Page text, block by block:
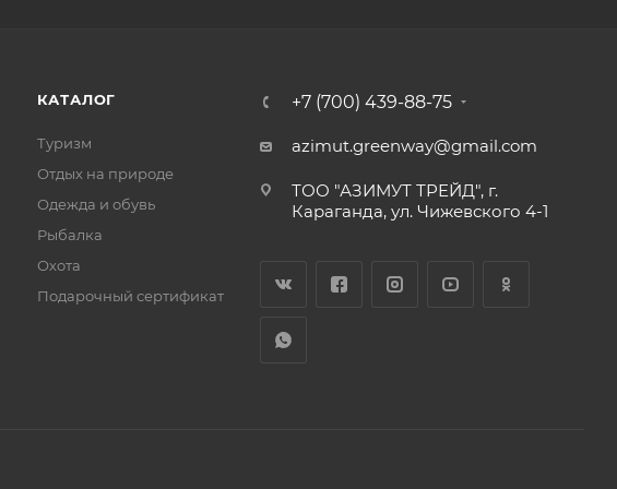
КАТАЛОГ
Туризм
Отдых на природе
Одежда и обувь
Рыбалка
Охота
Подарочный сертификат
+7 (700) 439-88-75
azimut.greenway@gmail.com
ТОО "АЗИМУТ ТРЕЙД", г.
Караганда, ул. Чижевского 4-1